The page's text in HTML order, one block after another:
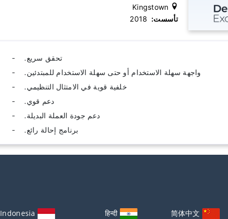
تأسست:
تحقق سريع.
واجهة سهلة الاستخدام أو حتى سهلة الاستخدام للمبتدئين.
خلفية قوية في الامتثال التنظيمي.
دعم قوي.
دعم جودة العملة البديلة.
برنامج إحالة رائع.
简体中文
हिन्दी
Indonesia